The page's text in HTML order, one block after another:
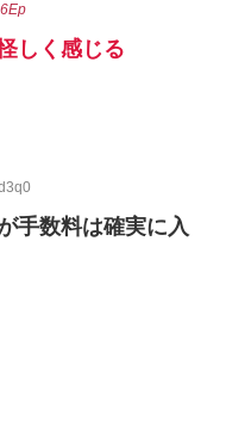
しく感じる
手数料は確実に入